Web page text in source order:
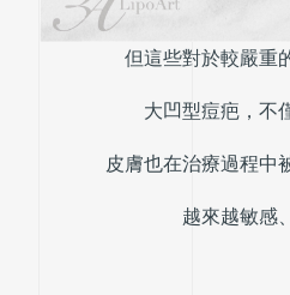
但這些對於較嚴重
大凹型痘疤，不
皮膚也在治療過程中
越來越敏感